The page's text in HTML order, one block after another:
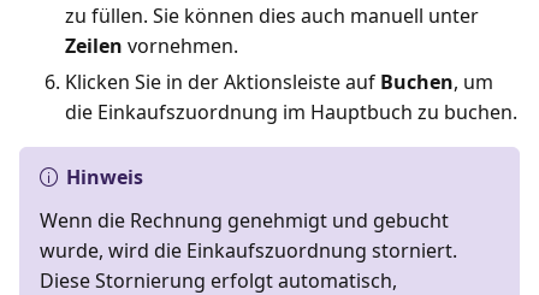
zu füllen. Sie können dies auch manuell unter
Zeilen vornehmen.
Klicken Sie in der Aktionsleiste auf Buchen, um
die Einkaufszuordnung im Hauptbuch zu buchen.
Hinweis
Wenn die Rechnung genehmigt und gebucht
wurde, wird die Einkaufszuordnung storniert.
Diese Stornierung erfolgt automatisch,